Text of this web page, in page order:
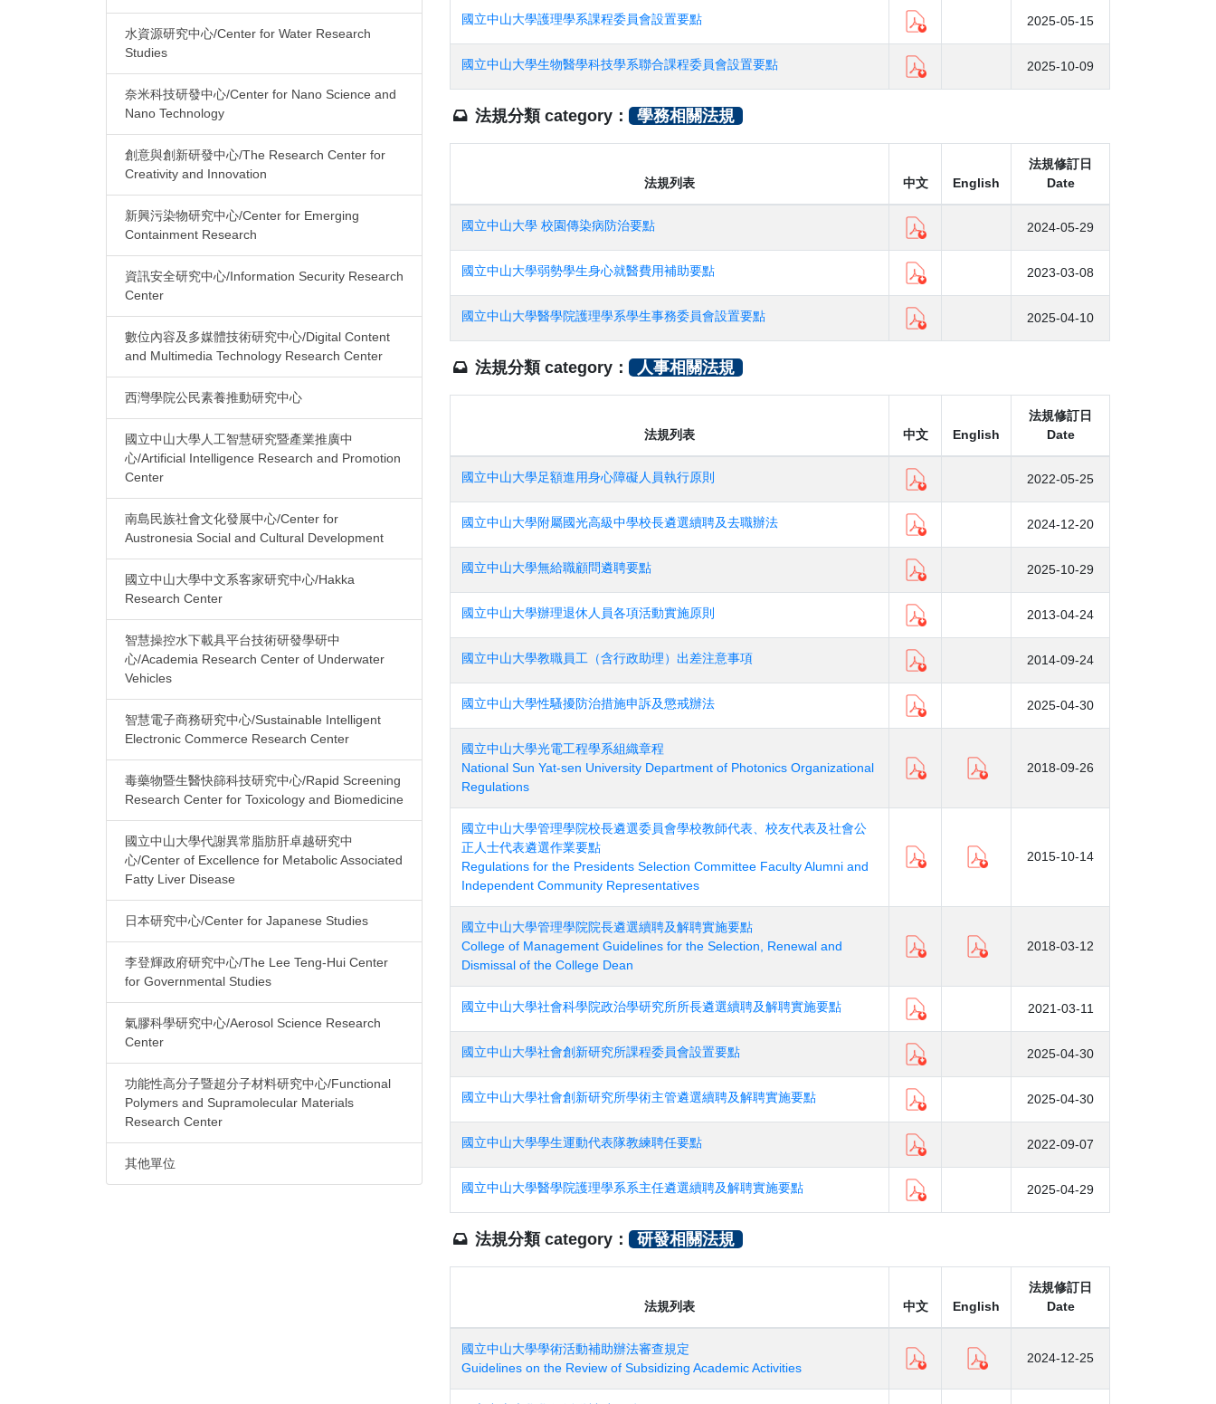
水資源研究中心/Center for Water Research
Studies
奈米科技研發中心/Center for Nano Science and
Nano Technology
創意與創新研發中心/The Research Center for
Creativity and Innovation
新興污染物研究中心/Center for Emerging
Containment Research
資訊安全研究中心/Information Security Research
Center
數位內容及多媒體技術研究中心/Digital Content
and Multimedia Technology Research Center
西灣學院公民素養推動研究中心
國立中山大學人工智慧研究暨產業推廣中
心/Artificial Intelligence Research and Promotion
Center
南島民族社會文化發展中心/Center for
Austronesia Social and Cultural Development
國立中山大學中文系客家研究中心/Hakka
Research Center
智慧操控水下載具平台技術研發學研中
心/Academia Research Center of Underwater
Vehicles
智慧電子商務研究中心/Sustainable Intelligent
Electronic Commerce Research Center
毒藥物暨生醫快篩科技研究中心/Rapid Screening
Research Center for Toxicology and Biomedicine
國立中山大學代謝異常脂肪肝卓越研究中
心/Center of Excellence for Metabolic Associated
Fatty Liver Disease
日本研究中心/Center for Japanese Studies
李登輝政府研究中心/The Lee Teng-Hui Center
for Governmental Studies
氣膠科學研究中心/Aerosol Science Research
Center
功能性高分子暨超分子材料研究中心/Functional
Polymers and Supramolecular Materials
Research Center
其他單位
國立中山大學護理學系課程委員會設置要點 2025-05-15
國立中山大學生物醫學科技學系聯合課程委員會設置要點 2025-10-09
法規分類 category： 學務相關法規
法規列表 中文 English
法規修訂日
Date
國立中山大學 校園傳染病防治要點 2024-05-29
國立中山大學弱勢學生身心就醫費用補助要點 2023-03-08
國立中山大學醫學院護理學系學生事務委員會設置要點 2025-04-10
法規分類 category： 人事相關法規
法規列表 中文 English
法規修訂日
Date
國立中山大學足額進用身心障礙人員執行原則 2022-05-25
國立中山大學附屬國光高級中學校長遴選續聘及去職辦法 2024-12-20
國立中山大學無給職顧問遴聘要點 2025-10-29
國立中山大學辦理退休人員各項活動實施原則 2013-04-24
國立中山大學教職員工（含行政助理）出差注意事項 2014-09-24
國立中山大學性騷擾防治措施申訴及懲戒辦法 2025-04-30
國立中山大學光電工程學系組織章程
National Sun Yat-sen University Department of Photonics Organizational
Regulations
2018-09-26
國立中山大學管理學院校長遴選委員會學校教師代表、校友代表及社會公
正人士代表遴選作業要點
Regulations for the Presidents Selection Committee Faculty Alumni and
Independent Community Representatives
2015-10-14
國立中山大學管理學院院長遴選續聘及解聘實施要點
College of Management Guidelines for the Selection, Renewal and
Dismissal of the College Dean
2018-03-12
國立中山大學社會科學院政治學研究所所長遴選續聘及解聘實施要點 2021-03-11
國立中山大學社會創新研究所課程委員會設置要點 2025-04-30
國立中山大學社會創新研究所學術主管遴選續聘及解聘實施要點 2025-04-30
國立中山大學學生運動代表隊教練聘任要點 2022-09-07
國立中山大學醫學院護理學系系主任遴選續聘及解聘實施要點 2025-04-29
法規分類 category： 研發相關法規
法規列表 中文 English
法規修訂日
Date
國立中山大學學術活動補助辦法審查規定
Guidelines on the Review of Subsidizing Academic Activities
2024-12-25